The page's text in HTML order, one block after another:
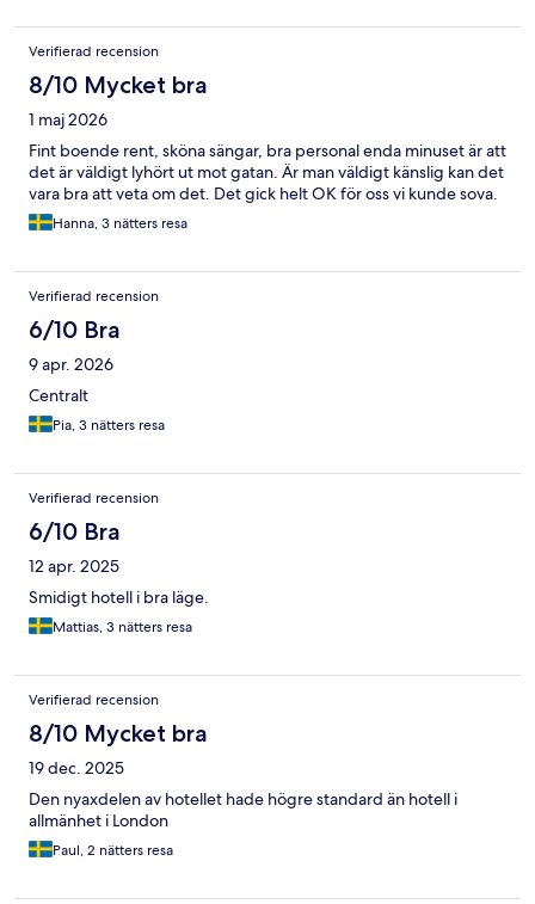
Verifierad recension
8/10 Mycket bra
1 maj 2026
Fint boende rent, sköna sängar, bra personal enda minuset är att
det är väldigt lyhört ut mot gatan. Är man väldigt känslig kan det
vara bra att veta om det. Det gick helt OK för oss vi kunde sova.
Hanna, 3 nätters resa
Verifierad recension
6/10 Bra
9 apr. 2026
Centralt
Pia, 3 nätters resa
Verifierad recension
6/10 Bra
12 apr. 2025
Smidigt hotell i bra läge.
Mattias, 3 nätters resa
Verifierad recension
8/10 Mycket bra
19 dec. 2025
Den nyaxdelen av hotellet hade högre standard än hotell i
allmänhet i London
Paul, 2 nätters resa